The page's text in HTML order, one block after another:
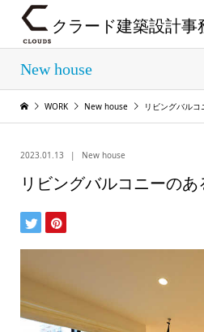
クラード建築設計事
New house
WORK New house リビングバル
2023.01.13 New house
リビングバルコニーの